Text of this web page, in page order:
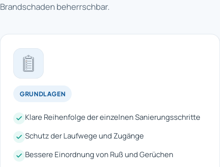
Brandschaden beherrschbar.
GRUNDLAGEN
Klare Reihenfolge der einzelnen Sanierungsschritte
Schutz der Laufwege und Zugänge
Bessere Einordnung von Ruß und Gerüchen